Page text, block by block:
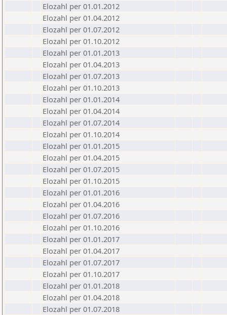
Elozahl per 01.01.2012
Elozahl per 01.04.2012
Elozahl per 01.07.2012
Elozahl per 01.10.2012
Elozahl per 01.01.2013
Elozahl per 01.04.2013
Elozahl per 01.07.2013
Elozahl per 01.10.2013
Elozahl per 01.01.2014
Elozahl per 01.04.2014
Elozahl per 01.07.2014
Elozahl per 01.10.2014
Elozahl per 01.01.2015
Elozahl per 01.04.2015
Elozahl per 01.07.2015
Elozahl per 01.10.2015
Elozahl per 01.01.2016
Elozahl per 01.04.2016
Elozahl per 01.07.2016
Elozahl per 01.10.2016
Elozahl per 01.01.2017
Elozahl per 01.04.2017
Elozahl per 01.07.2017
Elozahl per 01.10.2017
Elozahl per 01.01.2018
Elozahl per 01.04.2018
Elozahl per 01.07.2018